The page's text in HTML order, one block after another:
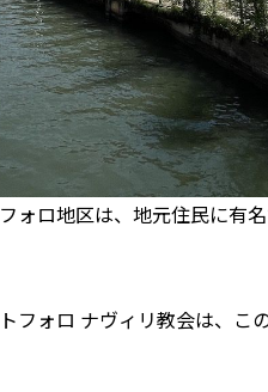
ォロ地区は、地元住民に有
フォロ ナヴィリ教会は、こ